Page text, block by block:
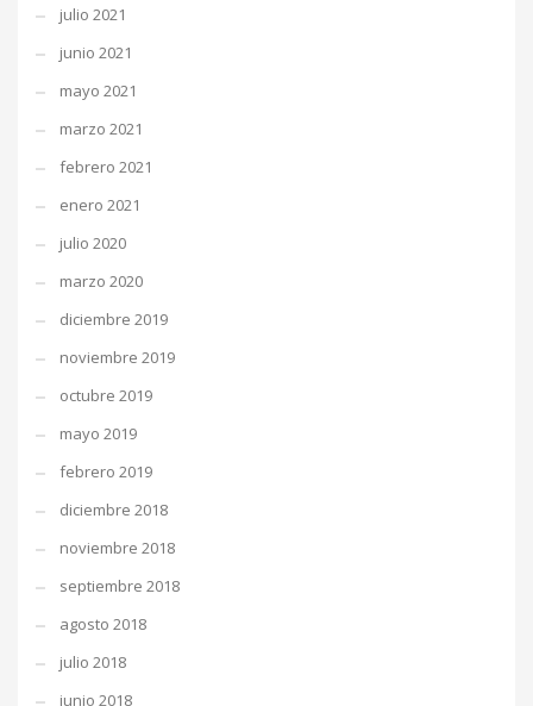
julio 2021
junio 2021
mayo 2021
marzo 2021
febrero 2021
enero 2021
julio 2020
marzo 2020
diciembre 2019
noviembre 2019
octubre 2019
mayo 2019
febrero 2019
diciembre 2018
noviembre 2018
septiembre 2018
agosto 2018
julio 2018
junio 2018